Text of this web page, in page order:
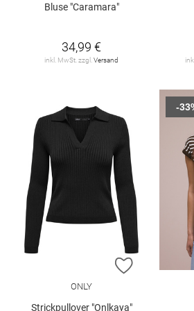
Bluse "Caramara"
34,99 €
inkl. MwSt. zzgl. Versand
ZUR
ONLY
Strickpullover "Onlkaya"
-